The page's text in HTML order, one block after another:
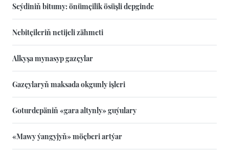
Seýdiniň bitumy: önümçilik ösüşli depginde
Nebitçileriň netijeli zähmeti
Alkyşa mynasyp gazçylar
Gazçylaryň maksada okgunly işleri
Goturdepäniň «gara altynly» guýulary
«Mawy ýangyjyň» möçberi artýar